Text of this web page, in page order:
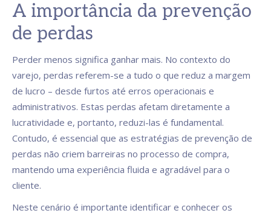
A importância da prevenção
de perdas
Perder menos significa ganhar mais. No contexto do
varejo, perdas referem-se a tudo o que reduz a margem
de lucro – desde furtos até erros operacionais e
administrativos. Estas perdas afetam diretamente a
lucratividade e, portanto, reduzi-las é fundamental.
Contudo, é essencial que as estratégias de prevenção de
perdas não criem barreiras no processo de compra,
mantendo uma experiência fluida e agradável para o
cliente.
Neste cenário é importante identificar e conhecer os